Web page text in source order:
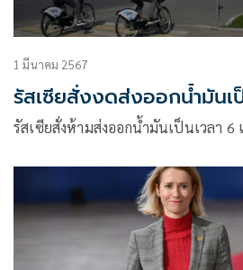
1 มีนาคม 2567
รัสเซียสั่งงดส่งออกน้ำมันเ
รัสเซียสั่งห้ามส่งออกน้ำมันเป็นเวลา